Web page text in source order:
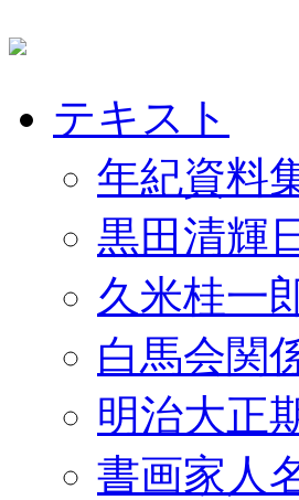
テキスト
年紀資料
黒田清輝
久米桂一
白馬会関
明治大正
書画家人